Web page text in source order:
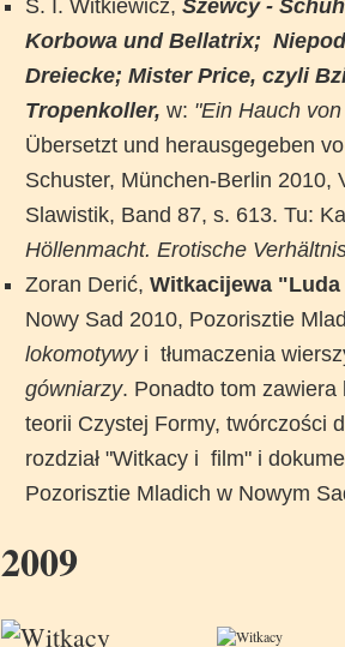
S. I. Witkiewicz, Szewcy -
Korbowa und Bellatrix;
Dreiecke; Mister Price, czyli
Tropenkoller, w: "Ein Hauch
Übersetzt und herausgegeben
Schuster, München-Berlin 2010,
Slawistik, Band 87, s. 613. Tu:
Höllenmacht. Erotische
Zoran Derić, Witkacijewa
Nowy Sad 2010, Pozorisztie
lokomotywyi tłumaczenia
gówniarzy. Ponadto tom
teorii Czystej Formy, twórczości
rozdział "Witkacy i film" i
Pozorisztie Mladich w Nowym
2009